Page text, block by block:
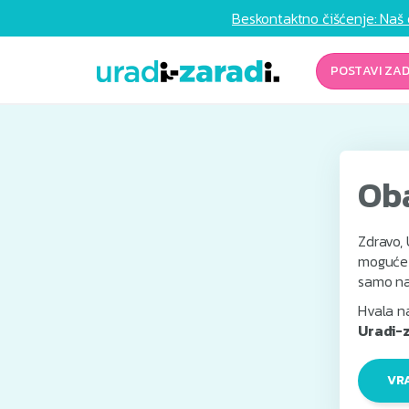
POSTAVI
Beskontaktno čišćenje:
samo
Hvala
Uradi-